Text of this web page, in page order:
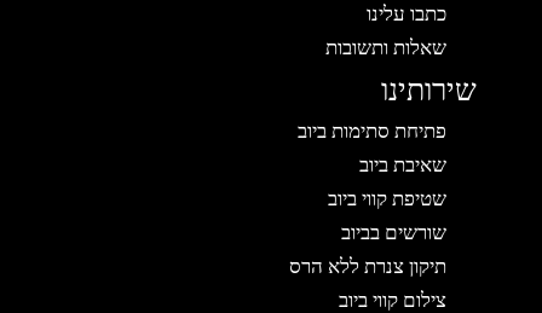
כתבו עלינו
שאלות ותשובות
שירותינו
פתיחת סתימות ביוב
שאיבת ביוב
שטיפת קווי ביוב
שורשים בביוב
תיקון צנרת ללא הרס
צילום קווי ביוב